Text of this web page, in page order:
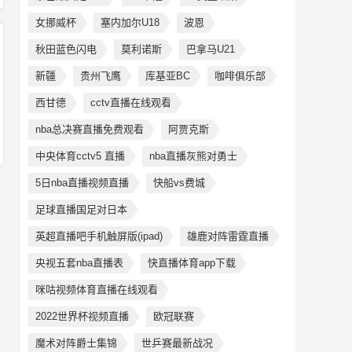
女挪威杯 塞内加尔U18 波恩
秋田蓝色闪电 莫利诺斯 巴拿马U21
新疆 贵州飞鹰 库基亚BC 咖啡俱乐部
西甘德 cctv直播在线观看
nba总决赛直播免费观看 阿贾克斯
中央体育cctv5 直播 nba直播灰熊对勇士
5日nba直播视频直播 快船vs费城
足球直播国足对日本
英超直播吧手机触屏版(ipad) 雄鹿对阵雷霆直播
央视五套nba直播表 快直播体育app下载
咪咕视频体育直播在线观看
2022世界杯视频直播 欧冠联赛
魔术对阵爵士集锦 世乒赛最新战况